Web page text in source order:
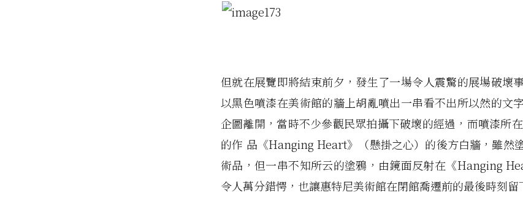
但就在展覽即將結束前夕，發生了一場令人震驚的展場破壞
以黑色噴漆在美術館的牆上胡亂噴出一串看不出所以然的文
企圖離開，當時不少參觀民眾拍攝下破壞的經過，而噴漆所
的作 品《Hanging Heart》（懸掛之心）的後方白牆，雖然
術品，但一串不知所云的塗鴉，由鏡面反射在《Hanging
令人萬分錯愕，也讓惠特尼美術館在閉館喬遷前的最後時刻留